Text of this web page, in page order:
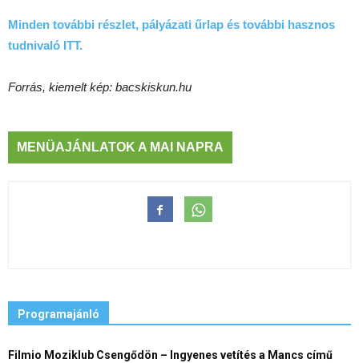
Minden további részlet, pályázati űrlap és további hasznos
tudnivaló ITT.
Forrás, kiemelt kép: bacskiskun.hu
MENÜAJÁNLATOK A MAI NAPRA
Programajánló
Filmio Moziklub Csengődön – Ingyenes vetítés a Mancs című